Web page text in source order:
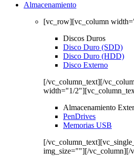
Almacenamiento
[vc_row][vc_column
Discos Duros
Disco Duro (SDD)
Disco Duro (HDD)
Disco Externo
[/vc_column_text][/
width="1/
Almacenamiento
PenDrives
Memorias USB
[/
img_size=""][/vc_column][/